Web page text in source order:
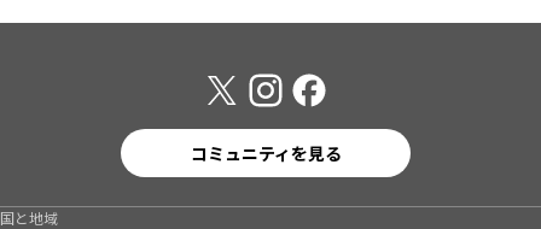
コミュニティを見る
国と地域